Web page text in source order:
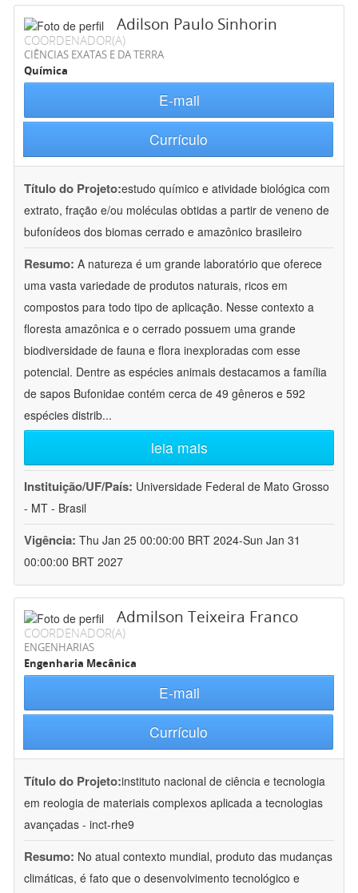
Adilson Paulo Sinhorin
COORDENADOR(A)
CIÊNCIAS EXATAS E DA TERRA
Química
E-mail
Currículo
Título do Projeto:estudo químico e atividade biológica com
extrato, fração e/ou moléculas obtidas a partir de veneno de
bufonídeos dos biomas cerrado e amazônico brasileiro
Resumo: A natureza é um grande laboratório que oferece
uma vasta variedade de produtos naturais, ricos em
compostos para todo tipo de aplicação. Nesse contexto a
floresta amazônica e o cerrado possuem uma grande
biodiversidade de fauna e flora inexploradas com esse
potencial. Dentre as espécies animais destacamos a família
de sapos Bufonidae contém cerca de 49 gêneros e 592
espécies distrib...
leia mais
Instituição/UF/País: Universidade Federal de Mato Grosso
- MT - Brasil
Vigência: Thu Jan 25 00:00:00 BRT 2024-Sun Jan 31
00:00:00 BRT 2027
Admilson Teixeira Franco
COORDENADOR(A)
ENGENHARIAS
Engenharia Mecânica
E-mail
Currículo
Título do Projeto:instituto nacional de ciência e tecnologia
em reologia de materiais complexos aplicada a tecnologias
avançadas - inct-rhe9
Resumo: No atual contexto mundial, produto das mudanças
climáticas, é fato que o desenvolvimento tecnológico e